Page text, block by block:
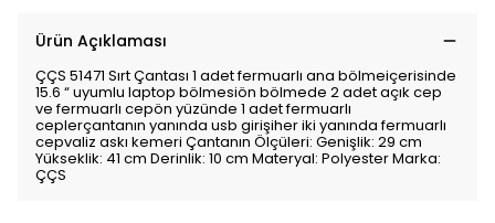
Ürün Açıklaması
ÇÇS 51471 Sırt Çantası 1 adet fermuarlı ana bölmeiçerisinde
15.6 “ uyumlu laptop bölmesiön bölmede 2 adet açık cep
ve fermuarlı cepön yüzünde 1 adet fermuarlı
ceplerçantanın yanında usb girişiher iki yanında fermuarlı
cepvaliz askı kemeri Çantanın Ölçüleri: Genişlik: 29 cm
Yükseklik: 41 cm Derinlik: 10 cm Materyal: Polyester Marka:
ÇÇS